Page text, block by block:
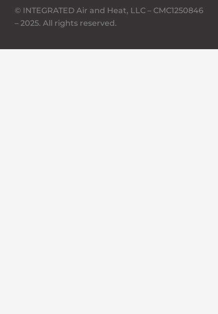
© INTEGRATED Air and Heat, LLC – CMC1250846
– 2025. All rights reserved.